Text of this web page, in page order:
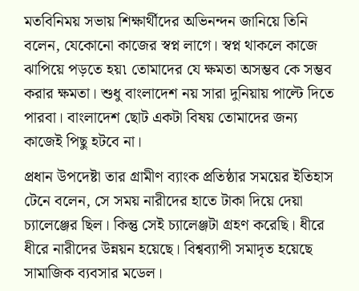
মতবিনিময় সভায় শিক্ষার্থীদের অভিনন্দন জানিয়ে তিনি
বলেন, যেকোনো কাজের স্বপ্ন লাগে। স্বপ্ন থাকলে কাজে
ঝাপিয়ে পড়তে হয়৷ তোমাদের যে ক্ষমতা অসম্ভব কে সম্ভব
করার ক্ষমতা। শুধু বাংলাদেশ নয় সারা দুনিয়ায় পাল্টে দিতে
পারবা। বাংলাদেশ ছোট একটা বিষয় তোমাদের জন্য
কাজেই পিছু হটবে না।
প্রধান উপদেষ্টা তার গ্রামীণ ব্যাংক প্রতিষ্ঠার সময়ের ইতিহাস
টেনে বলেন, সে সময় নারীদের হাতে টাকা দিয়ে দেয়া
চ্যালেঞ্জের ছিল। কিন্তু সেই চ্যালেঞ্জটা গ্রহণ করেছি। ধীরে
ধীরে নারীদের উন্নয়ন হয়েছে। বিশ্বব্যাপী সমাদৃত হয়েছে
সামাজিক ব্যবসার মডেল।